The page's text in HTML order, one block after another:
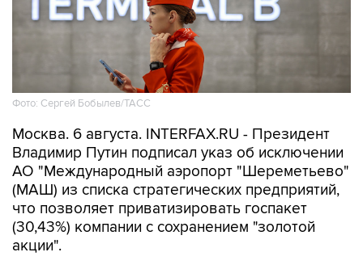
Фото: Сергей Бобылев/ТАСС
Москва. 6 августа. INTERFAX.RU - Президент
Владимир Путин подписал указ об исключении
АО "Международный аэропорт "Шереметьево"
(МАШ) из списка стратегических предприятий,
что позволяет приватизировать госпакет
(30,43%) компании с сохранением "золотой
акции".